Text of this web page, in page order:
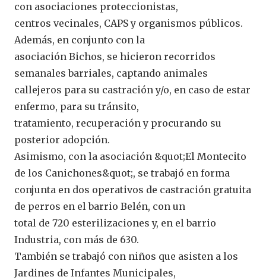
con asociaciones proteccionistas,
centros vecinales, CAPS y organismos públicos.
Además, en conjunto con la
asociación Bichos, se hicieron recorridos
semanales barriales, captando animales
callejeros para su castración y/o, en caso de estar
enfermo, para su tránsito,
tratamiento, recuperación y procurando su
posterior adopción.
Asimismo, con la asociación &quot;El Montecito
de los Canichones&quot;, se trabajó en forma
conjunta en dos operativos de castración gratuita
de perros en el barrio Belén, con un
total de 720 esterilizaciones y, en el barrio
Industria, con más de 630.
También se trabajó con niños que asisten a los
Jardines de Infantes Municipales,